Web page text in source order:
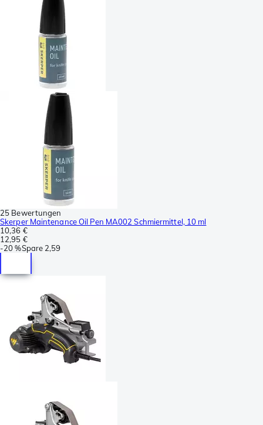
25 Bewertungen
Skerper Maintenance Oil Pen MA002 Schmiermittel, 10 ml
10,36 €
12,95 €
-20 %Spare 2,59